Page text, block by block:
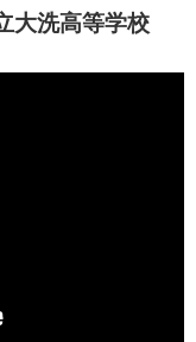
大洗高等学校